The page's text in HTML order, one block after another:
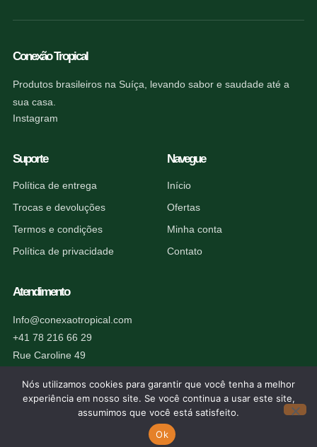
Conexão Tropical
Produtos brasileiros na Suíça, levando sabor e saudade até a
sua casa.
Instagram
Suporte
Política de entrega
Trocas e devoluções
Termos e condições
Política de privacidade
Navegue
Início
Ofertas
Minha conta
Contato
Atendimento
Info@conexaotropical.com
+41 78 216 66 29
Rue Caroline 49
© 2026 Conexão Tropical. Todos os direitos reservados.
Nós utilizamos cookies para garantir que você tenha a melhor
experiência em nosso site. Se você continua a usar este site,
assumimos que você está satisfeito.
Ok